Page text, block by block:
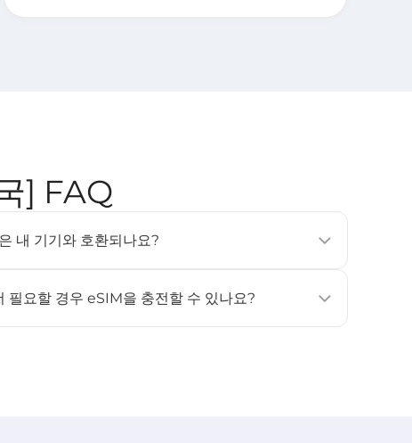
] FAQ
내 기기와 호환되나요?
Samsung Galaxy S20 이상). 자세한 내용은 [
호환 기기]
필요할 경우 eSIM을 충전할 수 있나요?